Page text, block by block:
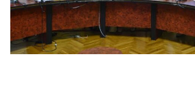
și
regulamente